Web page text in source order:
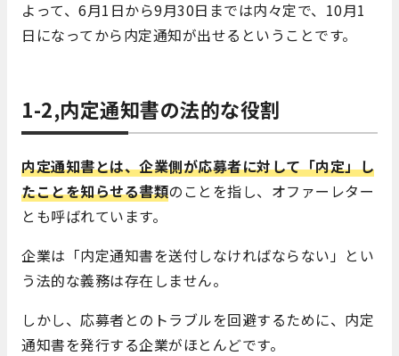
よって、6月1日から9月30日までは内々定で、10月1
日になってから内定通知が出せるということです。
1-2,内定通知書の法的な役割
内定通知書とは、企業側が応募者に対して「内定」し
たことを知らせる書類のことを指し、オファーレター
とも呼ばれています。
企業は「内定通知書を送付しなければならない」とい
う法的な義務は存在しません。
しかし、応募者とのトラブルを回避するために、内定
通知書を発行する企業がほとんどです。